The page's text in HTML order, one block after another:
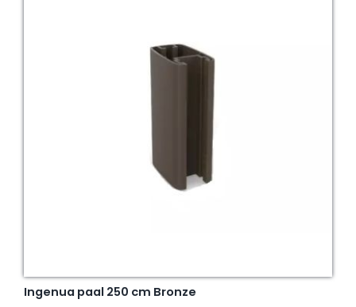
Ingenua paal 250 cm Bronze